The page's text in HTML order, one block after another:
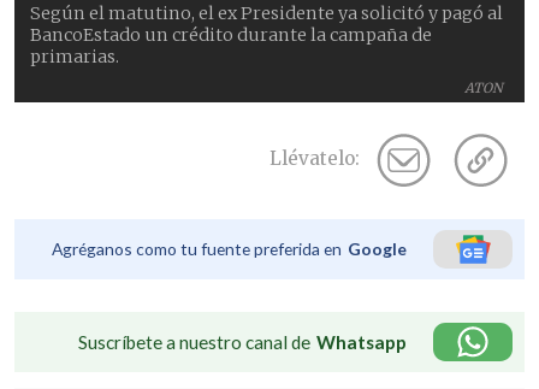
ATON
Según el matutino, el ex Presidente ya solicitó y pagó al
BancoEstado un crédito durante la campaña de
primarias.
Llévatelo:
Agréganos como tu fuente preferida en Google
Suscríbete a nuestro canal de Whatsapp